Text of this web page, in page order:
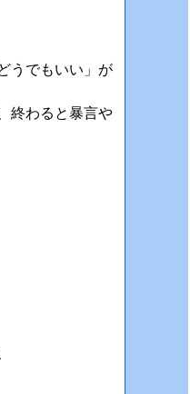
うでもいい」が
終わると暴言や